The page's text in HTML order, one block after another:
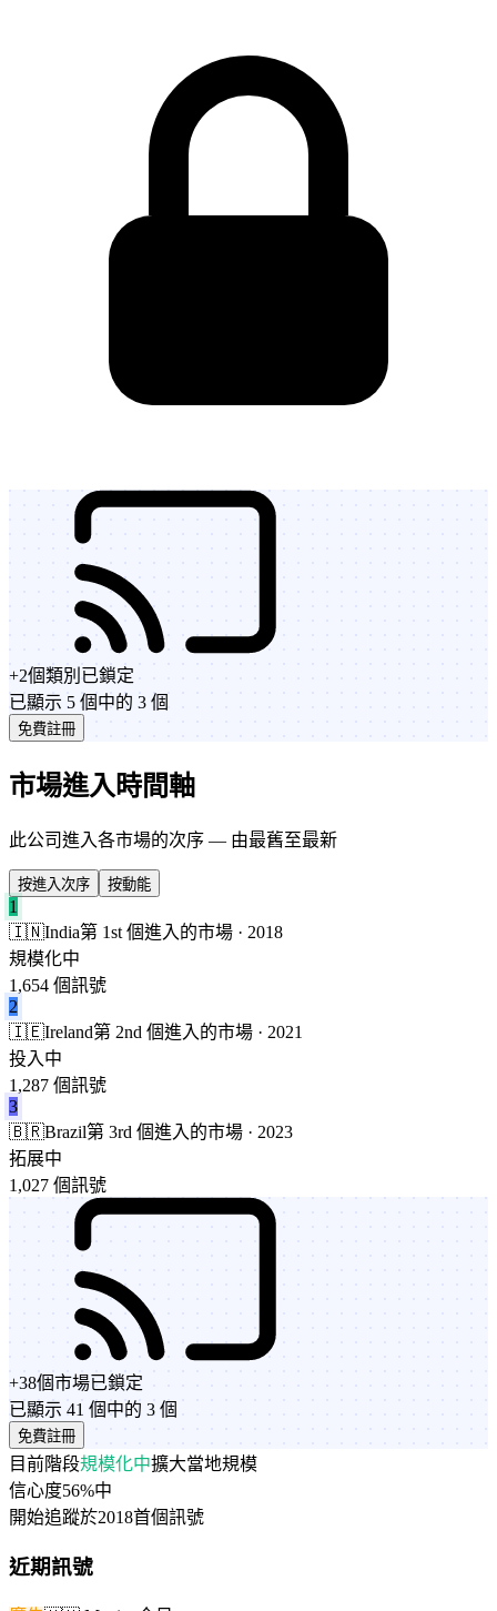
+2個類別 已鎖定
已顯示 5 個中的 3 個
免費註冊
市場進入時間軸
此公司進入各市場的次序 — 由最舊至最新
按進入次序 按動能
1
🇮🇳India第 1st 個進入的市場 · 2018
規模化中
1,654 個訊號
2
🇮🇪Ireland第 2nd 個進入的市場 · 2021
投入中
1,287 個訊號
3
🇧🇷Brazil第 3rd 個進入的市場 · 2023
拓展中
1,027 個訊號
+38個市場已鎖定
已顯示 41 個中的 3 個
免費註冊
目前階段規模化中擴大當地規模
信心度56%中
開始追蹤於2018首個訊號
近期訊號